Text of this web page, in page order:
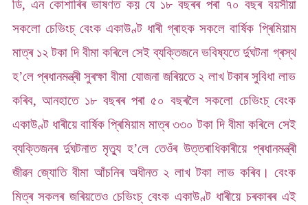
ডি, এন কোশাৰিৰ ভাষণত কয় যে ১৮ বছৰৰ পৰা ৭০ বছৰ বয়সীয়া
সকলো চেভিংচ্ বেংক একাউণ্ট ধাৰী গ্ৰাহক সকলে বাৰ্ষিক প্ৰিমিয়াম
মাত্ৰ ১২ টকা দি বীমা কৰিলে সেই ব্যক্তিজনে ভবিষ্যতে ৰ্দুঘটনা গ্ৰস্থ
হ’লে প্ৰধানমন্ত্ৰী সুৰক্ষা বীমা যোজনা জৰিয়তে ২ লাখ টকাৰ সুবিধা লাভ
কৰিব, আনহাতে ১৮ বছৰৰ পৰা ৫০ বছৰলৈ সকলো চেভিংচ্ বেংক
একাউণ্ট ধাৰীয়ে বাৰ্ষিক প্ৰিমিয়াম মাত্ৰ ৩৩০ টকা দি বীমা কৰিলে সেই
ব্যক্তিজনৰ ৰ্দুঘটনাত মৃত্যু হ’লে তেওঁৰ উত্তৰাধিকাৰীয়ে প্ৰধানমন্ত্ৰী
জীৱন জ্যোতি বীমা আঁচনিৰ অধীনত ২ লাখ টকা লাভ কৰিব। বেংক
মিত্ৰ সকলৰ জৰিয়তেও চেভিংচ্ বেংক একাউণ্ট ধাৰীয়ে চৰকাৰৰ এই